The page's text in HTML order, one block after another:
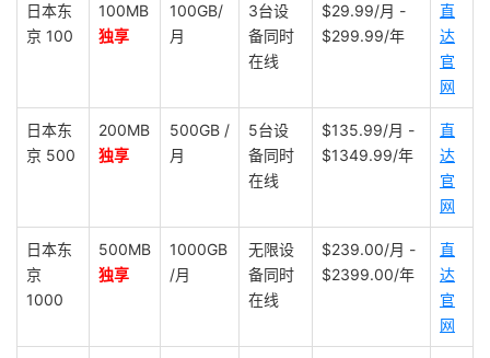
日本东
京 100
100MB
独享
100GB/
月
3台设
备同时
在线
$29.99/月 -
$299.99/年
直
达
官
网
日本东
京 500
200MB
独享
500GB /
月
5台设
备同时
在线
$135.99/月 -
$1349.99/年
直
达
官
网
日本东
京
1000
500MB
独享
1000GB
/月
无限设
备同时
在线
$239.00/月 -
$2399.00/年
直
达
官
网